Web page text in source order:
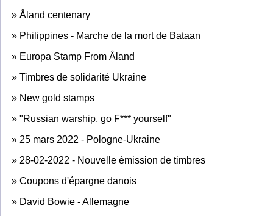
» Åland centenary
» Philippines - Marche de la mort de Bataan
» Europa Stamp From Åland
» Timbres de solidarité Ukraine
» New gold stamps
» "Russian warship, go F*** yourself"
» 25 mars 2022 - Pologne-Ukraine
» 28-02-2022 - Nouvelle émission de timbres
» Coupons d'épargne danois
» David Bowie - Allemagne